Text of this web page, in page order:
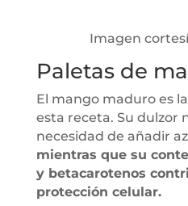
Imagen
Paletas de
El mango maduro es
esta receta. Su dulzor
necesidad de añadir
mientras que su
y betacarotenos
protección celular.